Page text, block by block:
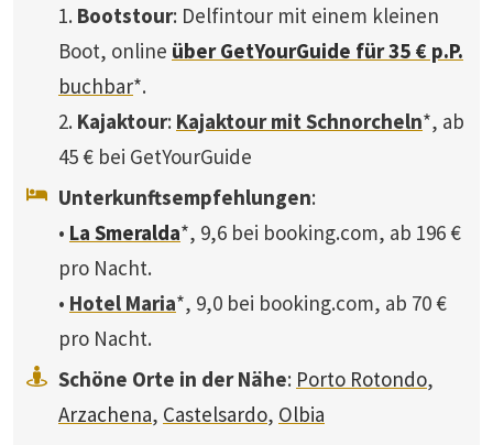
1. Bootstour: Delfintour mit einem kleinen
Boot, online über GetYourGuide für 35 € p.P.
buchbar*.
2. Kajaktour: Kajaktour mit Schnorcheln*, ab
45 € bei GetYourGuide
Unterkunftsempfehlungen:
• La Smeralda*, 9,6 bei booking.com, ab 196 €
pro Nacht.
• Hotel Maria*, 9,0 bei booking.com, ab 70 €
pro Nacht.
Schöne Orte in der Nähe: Porto Rotondo,
Arzachena, Castelsardo, Olbia